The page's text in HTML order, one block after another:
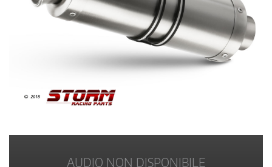
AUDIO NON DISPONIBILE